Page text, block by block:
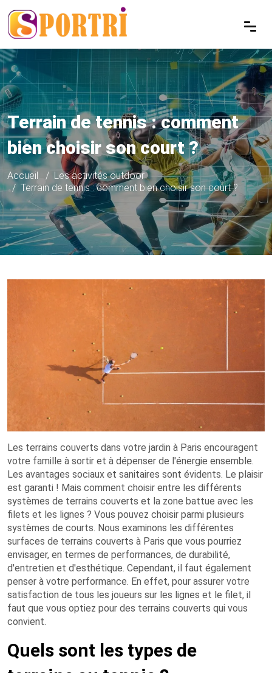
Terrain de tennis : comment
bien choisir son court ?
Accueil
Les activités outdoor
Terrain de tennis : comment bien choisir son court ?
Les terrains couverts dans votre jardin à Paris encouragent
votre famille à sortir et à dépenser de l'énergie ensemble.
Les avantages sociaux et sanitaires sont évidents. Le plaisir
est garanti ! Mais comment choisir entre les différents
systèmes de terrains couverts et la zone battue avec les
filets et les lignes ? Vous pouvez choisir parmi plusieurs
systèmes de courts. Nous examinons les différentes
surfaces de terrains couverts à Paris que vous pourriez
envisager, en termes de performances, de durabilité,
d'entretien et d'esthétique. Cependant, il faut également
penser à votre performance. En effet, pour assurer votre
satisfaction de tous les joueurs sur les lignes et le filet, il
faut que vous optiez pour des terrains couverts qui vous
convient.
Quels sont les types de